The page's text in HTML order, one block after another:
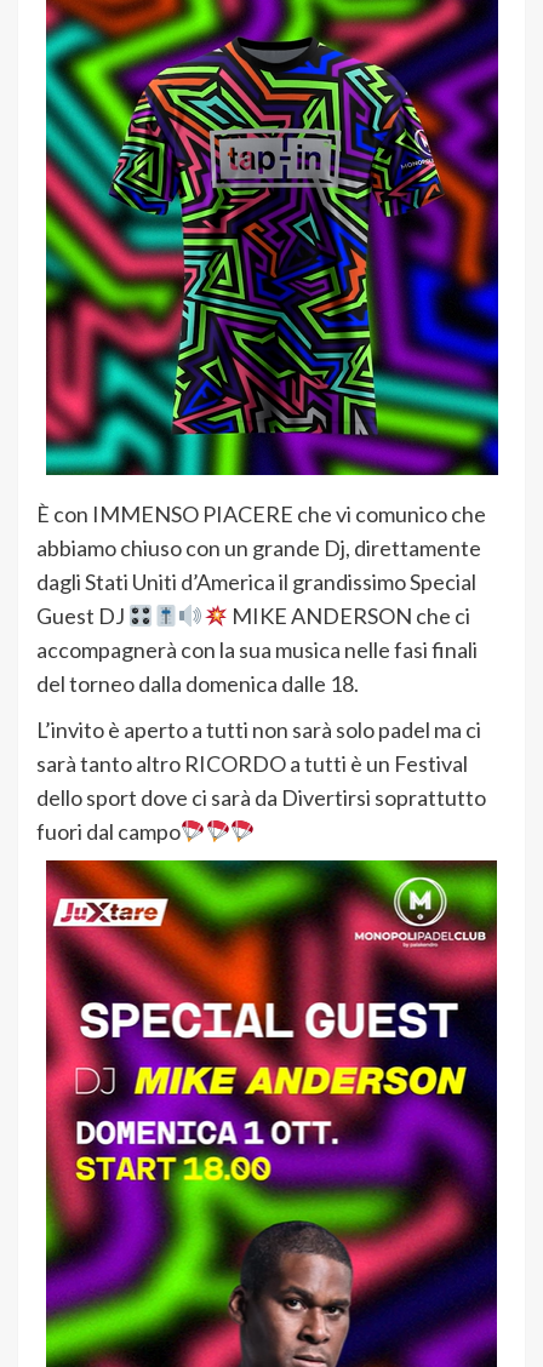
È con IMMENSO PIACERE che vi comunico che
abbiamo chiuso con un grande Dj, direttamente
dagli Stati Uniti d’America il grandissimo Special
Guest DJ
MIKE ANDERSON che ci
accompagnerà con la sua musica nelle fasi finali
del torneo dalla domenica dalle 18.
L’invito è aperto a tutti non sarà solo padel ma ci
sarà tanto altro RICORDO a tutti è un Festival
dello sport dove ci sarà da Divertirsi soprattutto
fuori dal campo